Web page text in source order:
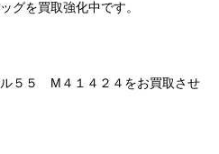
グを買取強化中です。
５５ M４１４２４をお買取させ